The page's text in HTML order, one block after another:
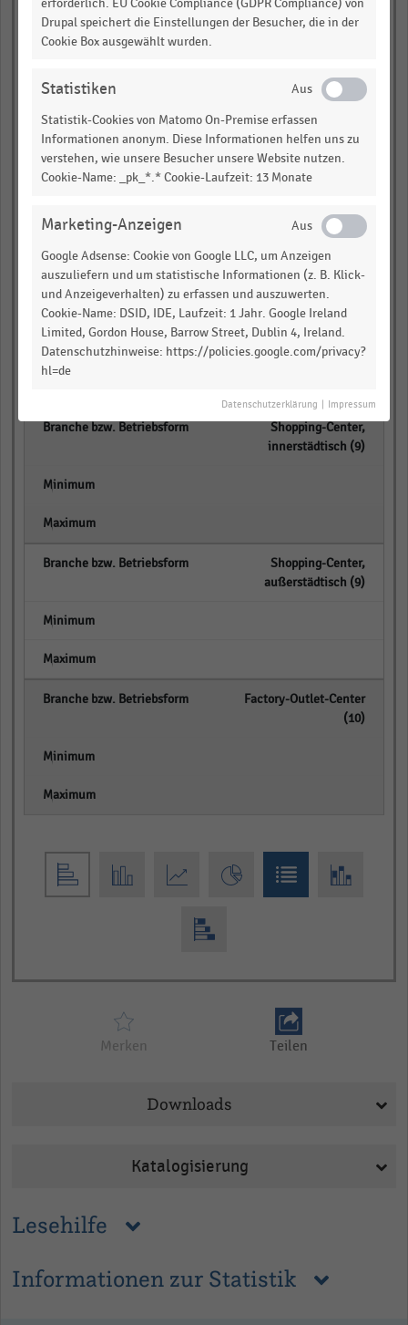
Lesehilfe
Informationen zur Statistik
empty
empty
empty
Möbelmarkt (7)
empty
Kauf- und Warenhaus
empty
Shopping-Center,
innerstädtisch (9)
Shopping-Center,
außerstädtisch (9)
Factory-Outlet-Center
(10)
Merken Teilen
Downloads
Katalogisierung
Drupal speichert die Einstellungen der Besucher, die in der
Cookie Box ausgewählt wurden.
Statistiken
Statistik-Cookies von Matomo On-Premise erfassen
Informationen anonym. Diese Informationen helfen uns zu
verstehen, wie unsere Besucher unsere Website nutzen.
Cookie-Name: _pk_*.* Cookie-Laufzeit: 13 Monate
Marketing-Anzeigen
Google Adsense: Cookie von Google LLC, um Anzeigen
auszuliefern und um statistische Informationen (z. B. Klick-
und Anzeigeverhalten) zu erfassen und auszuwerten.
Cookie-Name: DSID, IDE, Laufzeit: 1 Jahr. Google Ireland
Limited, Gordon House, Barrow Street, Dublin 4, Ireland.
Datenschutzhinweise: https://policies.google.com/privacy?
hl=de
Datenschutzerklärung Impressum